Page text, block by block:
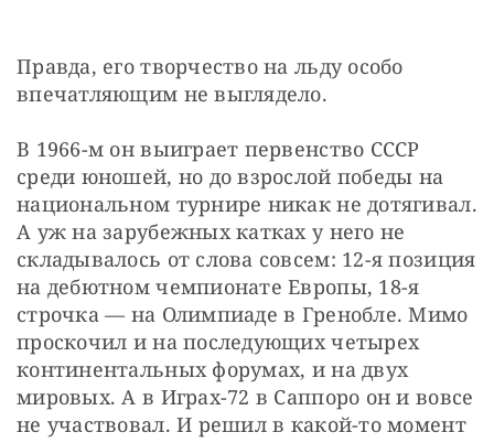
Правда, его творчество на льду особо
впечатляющим не выглядело.
В 1966-м он выиграет первенство СССР
среди юношей, но до взрослой победы на
национальном турнире никак не дотягивал.
А уж на зарубежных катках у него не
складывалось от слова совсем: 12-я позиция
на дебютном чемпионате Европы, 18-я
строчка — на Олимпиаде в Гренобле. Мимо
проскочил и на последующих четырех
континентальных форумах, и на двух
мировых. А в Играх-72 в Саппоро он и вовсе
не участвовал. И решил в какой-то момент